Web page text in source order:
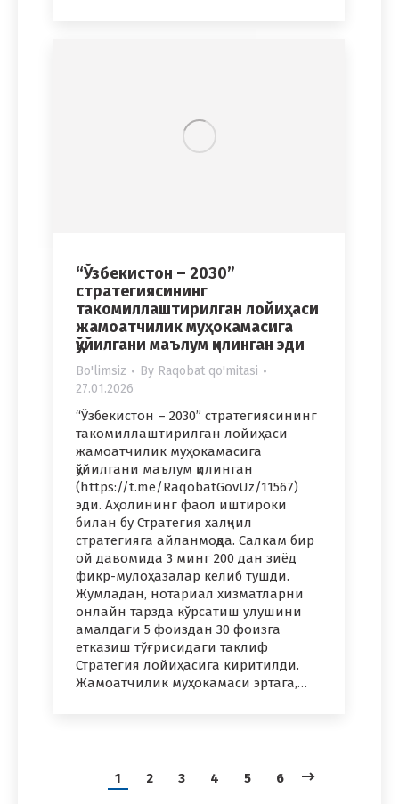
“Ўзбекистон – 2030”
стратегиясининг
такомиллаштирилган лойиҳаси
жамоатчилик муҳокамасига
қўйилгани маълум қилинган эди
Bo'limsiz By Raqobat qo'mitasi
27.01.2026
“Ўзбекистон – 2030” стратегиясининг
такомиллаштирилган лойиҳаси
жамоатчилик муҳокамасига
қўйилгани маълум қилинган
(https://t.me/RaqobatGovUz/11567)
эди. Аҳолининг фаол иштироки
билан бу Стратегия халқчил
стратегияга айланмоқда. Салкам бир
ой давомида 3 минг 200 дан зиёд
фикр-мулоҳазалар келиб тушди.
Жумладан, нотариал хизматларни
онлайн тарзда кўрсатиш улушини
амалдаги 5 фоиздан 30 фоизга
етказиш тўғрисидаги таклиф
Стратегия лойиҳасига киритилди.
Жамоатчилик муҳокамаси эртага,…
1 2 3 4 5 6